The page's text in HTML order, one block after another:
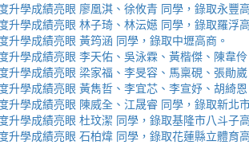
升學成績亮眼 廖凰淇、徐攸青 同學，錄取永豐
升學成績亮眼 林子琦、林沄嬨 同學，錄取羅浮
升學成績亮眼 黃筠涵 同學，錄取中壢高商。
升學成績亮眼 李天佑、吳泳霖、黃楷傑、陳韋
升學成績亮眼 梁家福、李旻容、馬稟硯、張勛
升學成績亮眼 黃雋哲、李宜芯、李宣妤、胡綺
升學成績亮眼 陳威全、江晟睿 同學，錄取新北
升學成績亮眼 杜玟潔 同學，錄取基隆市八斗子
升學成績亮眼 石柏煒 同學，錄取花蓮縣立體育